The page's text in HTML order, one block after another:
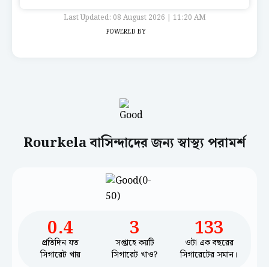
Last Updated: 08 August 2026 | 11:20 AM
POWERED BY
Rourkela বাসিন্দাদের জন্য স্বাস্থ্য পরামর্শ
0.4
প্রতিদিন যত
সিগারেট খায়
3
সপ্তাহে কয়টি
সিগারেট খাও?
133
ওটা এক বছরের
সিগারেটের সমান।